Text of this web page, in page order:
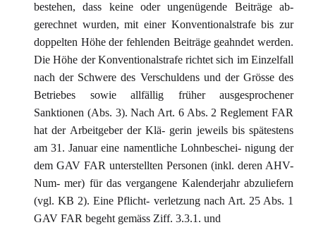
bestehen, dass keine oder ungenügende Beiträge ab-
gerechnet wurden, mit einer Konventionalstrafe bis zur
doppelten Höhe der fehlenden Beiträge geahndet werden.
Die Höhe der Konventionalstrafe richtet sich im Einzelfall
nach der Schwere des Verschuldens und der Grösse des
Betriebes sowie allfällig früher ausgesprochener
Sanktionen (Abs. 3). Nach Art. 6 Abs. 2 Reglement FAR
hat der Arbeitgeber der Klä- gerin jeweils bis spätestens
am 31. Januar eine namentliche Lohnbeschei- nigung der
dem GAV FAR unterstellten Personen (inkl. deren AHV-
Num- mer) für das vergangene Kalenderjahr abzuliefern
(vgl. KB 2). Eine Pflicht- verletzung nach Art. 25 Abs. 1
GAV FAR begeht gemäss Ziff. 3.3.1. und